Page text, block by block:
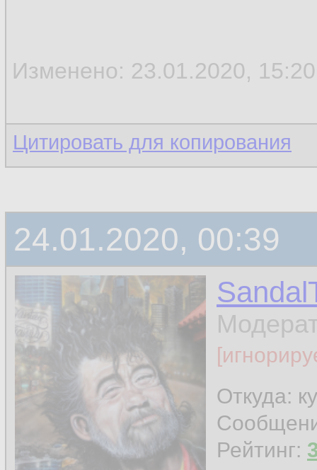
Изменено: 23.01.2020,
Цитировать для копирования
24.01.2020, 00:39
Откуда:
Рейтинг: